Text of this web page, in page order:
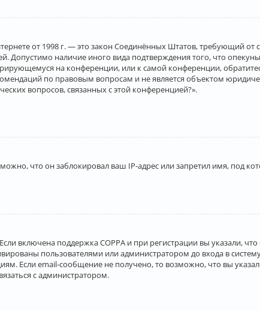
от 1998 г. — это закон Соединённых Штатов, требующий от
Допустимо наличие иного вида подтверждения того, что
на конференции, или к самой конференции,
по правовым вопросам и не является объектом
вопросов, связанных с этой конференцией?».
что он заблокировал ваш IP-адрес или запретил имя, под
включена поддержка COPPA и при регистрации вы указали,
пользователями или администратором до входа в
Если email-сообщение не получено, то возможно, что вы
с администратором.